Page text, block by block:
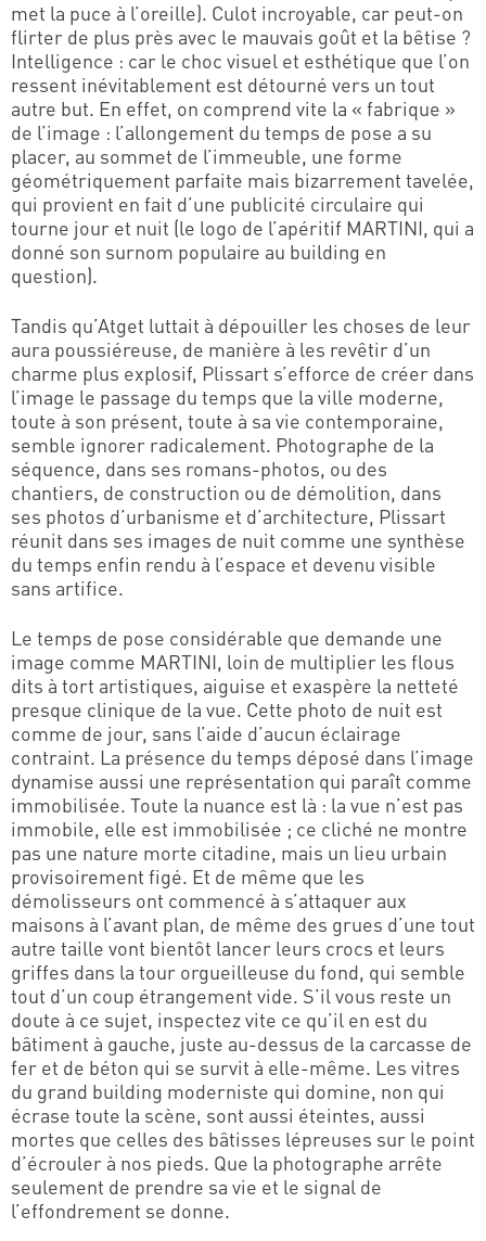
met la puce à l’oreille). Culot incroyable, car peut-on
flirter de plus près avec le mauvais goût et la bêtise ?
Intelligence : car le choc visuel et esthétique que l’on
ressent inévitablement est détourné vers un tout
autre but. En effet, on comprend vite la « fabrique »
de l’image : l’allongement du temps de pose a su
placer, au sommet de l’immeuble, une forme
géométriquement parfaite mais bizarrement tavelée,
qui provient en fait d’une publicité circulaire qui
tourne jour et nuit (le logo de l’apéritif MARTINI, qui a
donné son surnom populaire au building en
question).
Tandis qu’Atget luttait à dépouiller les choses de leur
aura poussiéreuse, de manière à les revêtir d’un
charme plus explosif, Plissart s’efforce de créer dans
l’image le passage du temps que la ville moderne,
toute à son présent, toute à sa vie contemporaine,
semble ignorer radicalement. Photographe de la
séquence, dans ses romans-photos, ou des
chantiers, de construction ou de démolition, dans
ses photos d’urbanisme et d’architecture, Plissart
réunit dans ses images de nuit comme une synthèse
du temps enfin rendu à l’espace et devenu visible
sans artifice.
Le temps de pose considérable que demande une
image comme MARTINI, loin de multiplier les flous
dits à tort artistiques, aiguise et exaspère la netteté
presque clinique de la vue. Cette photo de nuit est
comme de jour, sans l’aide d’aucun éclairage
contraint. La présence du temps déposé dans l’image
dynamise aussi une représentation qui paraît comme
immobilisée. Toute la nuance est là : la vue n’est pas
immobile, elle est immobilisée ; ce cliché ne montre
pas une nature morte citadine, mais un lieu urbain
provisoirement figé. Et de même que les
démolisseurs ont commencé à s’attaquer aux
maisons à l’avant plan, de même des grues d’une tout
autre taille vont bientôt lancer leurs crocs et leurs
griffes dans la tour orgueilleuse du fond, qui semble
tout d’un coup étrangement vide. S’il vous reste un
doute à ce sujet, inspectez vite ce qu’il en est du
bâtiment à gauche, juste au-dessus de la carcasse de
fer et de béton qui se survit à elle-même. Les vitres
du grand building moderniste qui domine, non qui
écrase toute la scène, sont aussi éteintes, aussi
mortes que celles des bâtisses lépreuses sur le point
d’écrouler à nos pieds. Que la photographe arrête
seulement de prendre sa vie et le signal de
l’effondrement se donne.